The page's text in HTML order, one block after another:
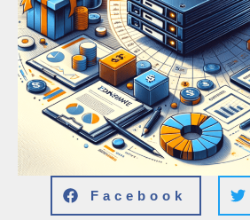
Facebook